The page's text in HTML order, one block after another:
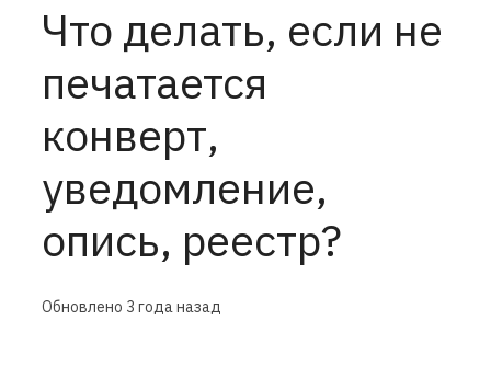
Что делать, если не
печатается
конверт,
уведомление,
опись, реестр?
Обновлено 3 года назад